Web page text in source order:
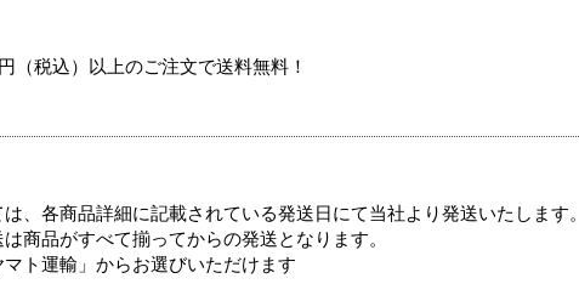
（税込）以上のご注文で送料無料！
、各商品詳細に記載されている発送日にて当社より発送いたします。
商品がすべて揃ってからの発送となります。
ト運輸」からお選びいただけます